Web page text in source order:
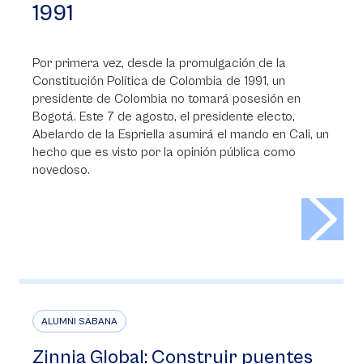
1991
Por primera vez, desde la promulgación de la
Constitución Política de Colombia de 1991, un
presidente de Colombia no tomará posesión en
Bogotá. Este 7 de agosto, el presidente electo,
Abelardo de la Espriella asumirá el mando en Cali, un
hecho que es visto por la opinión pública como
novedoso.
ALUMNI SABANA
Zinnia Global: Construir puentes